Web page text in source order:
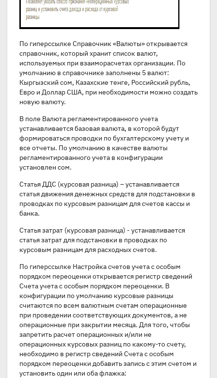
По гиперссылке Справочник «Валюты» открывается
справочник, который хранит список валют,
используемых при взаиморасчетах организации. По
умолчанию в справочнике заполнены 5 валют:
Кыргызский сом, Казахские тенге, Российский рубль,
Евро и Доллар США, при необходимости можно создать
новую валюту.
В поле Валюта регламентированного учета
устанавливается базовая валюта, в которой будут
формироваться проводки по бухгалтерскому учету и
все отчеты. По умолчанию в качестве валюты
регламентированного учета в конфигурации
установлен сом.
Статья ДДС (курсовая разница) – устанавливается
статья движения денежных средств для подстановки в
проводках по курсовым разницам для счетов кассы и
банка.
Статья затрат (курсовая разница) - устанавливается
статья затрат для подстановки в проводках по
курсовым разницам для расходных счетов.
По гиперссылке Настройка счетов учета с особым
порядком переоценки открывается регистр сведений
Счета учета с особым порядком переоценки. В
конфигурации по умолчанию курсовые разницы
считаются по всем валютным счетам операционные
при проведении соответствующих документов, а не
операционные при закрытии месяца. Для того, чтобы
запретить расчет операционных и/или не
операционных курсовых разниц по какому-то счету,
необходимо в регистр сведений Счета с особым
порядком переоценки добавить запись с этим счетом и
установить один или оба флажка: